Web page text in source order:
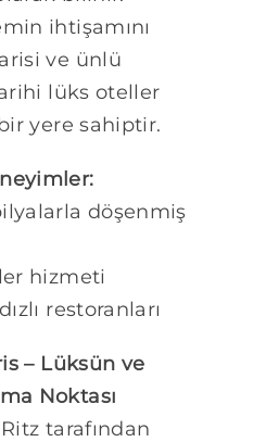
ihtişamını
ve ünlü
lüks oteller
yere sahiptir.
döşenmiş
hizmeti
restoranları
– Lüksün ve
Noktası
tarafından